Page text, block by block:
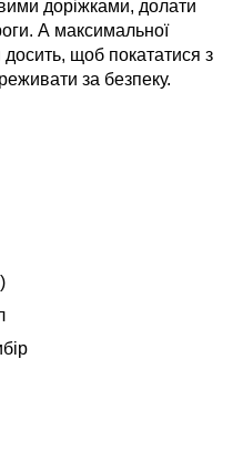
доріжками, долати
А максимальної
щоб покататися з
за безпеку.